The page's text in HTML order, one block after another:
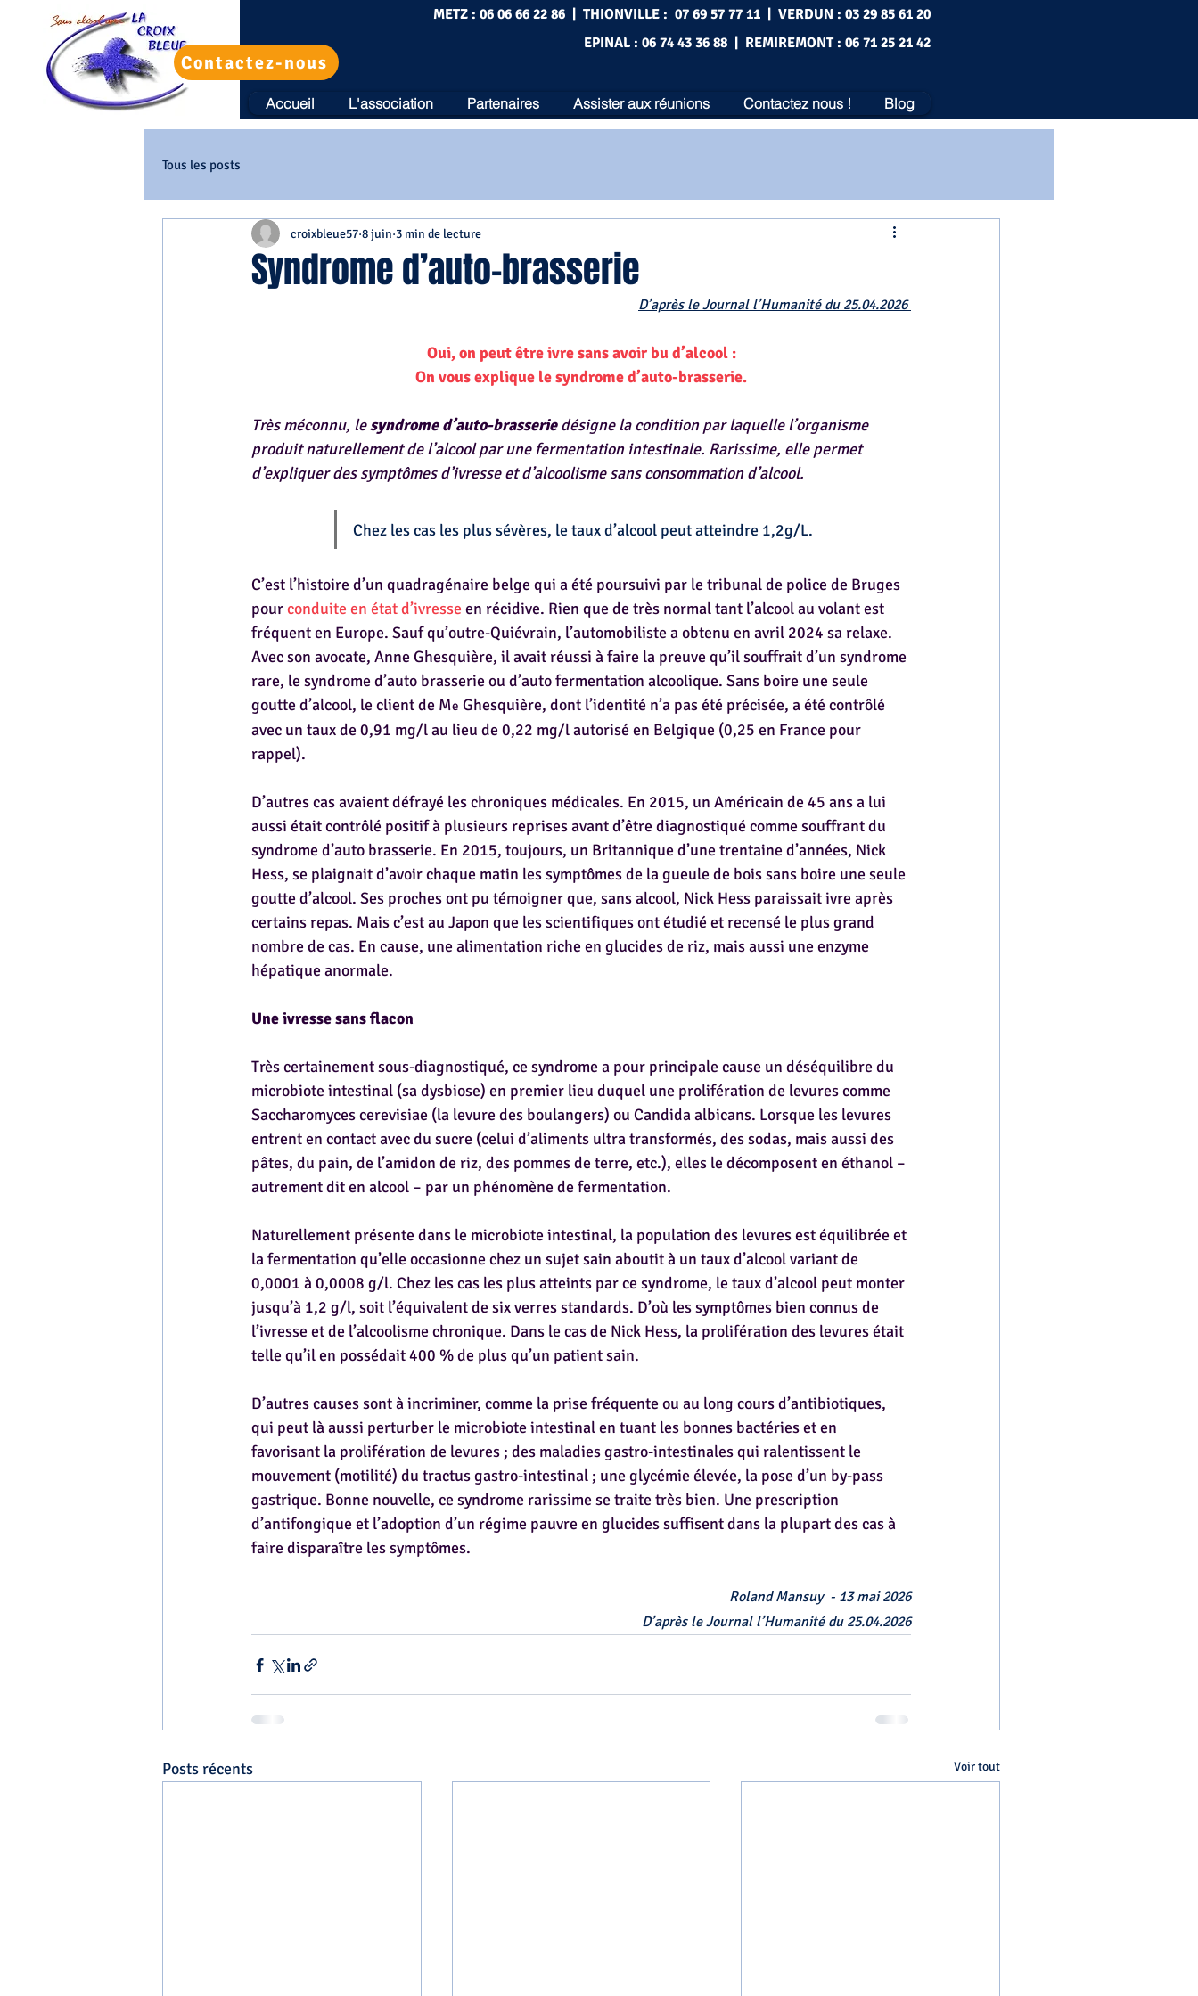
Contactez-nous
Accueil L'association Partenaires Assister aux réunions Contactez nous ! Blog
METZ : 06 06 66 22 86 | THIONVILLE : 07 69 57 77 11 | VERDUN : 03 29 85 61 20
EPINAL : 06 74 43 36 88 | REMIREMONT : 06 71 25 21 42
Tous les posts
Syndrome d’auto-brasserie
croixbleue57 8 juin 3 min de lecture
D’après le Journal l’Humanité du 25.04.2026
Oui, on peut être ivre sans avoir bu d’alcool :
On vous explique le syndrome d’auto-brasserie.
Très méconnu, le syndrome d’auto-brasserie désigne la condition par laquelle l’organisme
produit naturellement de l’alcool par une fermentation intestinale. Rarissime, elle permet
d’expliquer des symptômes d’ivresse et d’alcoolisme sans consommation d’alcool.
Chez les cas les plus sévères, le taux d’alcool peut atteindre 1,2g/L.
C’est l’histoire d’un quadragénaire belge qui a été poursuivi par le tribunal de police de Bruges
pour conduite en état d’ivresse en récidive. Rien que de très normal tant l’alcool au volant est
fréquent en Europe. Sauf qu’outre-Quiévrain, l’automobiliste a obtenu en avril 2024 sa relaxe.
Avec son avocate, Anne Ghesquière, il avait réussi à faire la preuve qu’il souffrait d’un syndrome
rare, le syndrome d’auto brasserie ou d’auto fermentation alcoolique. Sans boire une seule
goutte d’alcool, le client de Me Ghesquière, dont l’identité n’a pas été précisée, a été contrôlé
avec un taux de 0,91 mg/l au lieu de 0,22 mg/l autorisé en Belgique (0,25 en France pour
rappel).
D’autres cas avaient défrayé les chroniques médicales. En 2015, un Américain de 45 ans a lui
aussi était contrôlé positif à plusieurs reprises avant d’être diagnostiqué comme souffrant du
syndrome d’auto brasserie. En 2015, toujours, un Britannique d’une trentaine d’années, Nick
Hess, se plaignait d’avoir chaque matin les symptômes de la gueule de bois sans boire une seule
goutte d’alcool. Ses proches ont pu témoigner que, sans alcool, Nick Hess paraissait ivre après
certains repas. Mais c’est au Japon que les scientifiques ont étudié et recensé le plus grand
nombre de cas. En cause, une alimentation riche en glucides de riz, mais aussi une enzyme
hépatique anormale.
Une ivresse sans flacon
Très certainement sous-diagnostiqué, ce syndrome a pour principale cause un déséquilibre du
microbiote intestinal (sa dysbiose) en premier lieu duquel une prolifération de levures comme
Saccharomyces cerevisiae (la levure des boulangers) ou Candida albicans. Lorsque les levures
entrent en contact avec du sucre (celui d’aliments ultra transformés, des sodas, mais aussi des
pâtes, du pain, de l’amidon de riz, des pommes de terre, etc.), elles le décomposent en éthanol –
autrement dit en alcool – par un phénomène de fermentation.
Naturellement présente dans le microbiote intestinal, la population des levures est équilibrée et
la fermentation qu’elle occasionne chez un sujet sain aboutit à un taux d’alcool variant de
0,0001 à 0,0008 g/l. Chez les cas les plus atteints par ce syndrome, le taux d’alcool peut monter
jusqu’à 1,2 g/l, soit l’équivalent de six verres standards. D’où les symptômes bien connus de
l’ivresse et de l’alcoolisme chronique. Dans le cas de Nick Hess, la prolifération des levures était
telle qu’il en possédait 400 % de plus qu’un patient sain.
D’autres causes sont à incriminer, comme la prise fréquente ou au long cours d’antibiotiques,
qui peut là aussi perturber le microbiote intestinal en tuant les bonnes bactéries et en
favorisant la prolifération de levures ; des maladies gastro-intestinales qui ralentissent le
mouvement (motilité) du tractus gastro-intestinal ; une glycémie élevée, la pose d’un by-pass
gastrique. Bonne nouvelle, ce syndrome rarissime se traite très bien. Une prescription
d’antifongique et l’adoption d’un régime pauvre en glucides suffisent dans la plupart des cas à
faire disparaître les symptômes.
Roland Mansuy  - 13 mai 2026
D’après le Journal l’Humanité du 25.04.2026
Posts récents Voir tout